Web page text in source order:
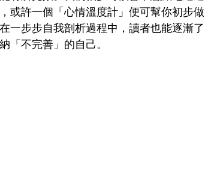
或許一個「心情溫度計」便可幫你初步做
一步步自我剖析過程中，讀者也能逐漸了
「不完善」的自己。